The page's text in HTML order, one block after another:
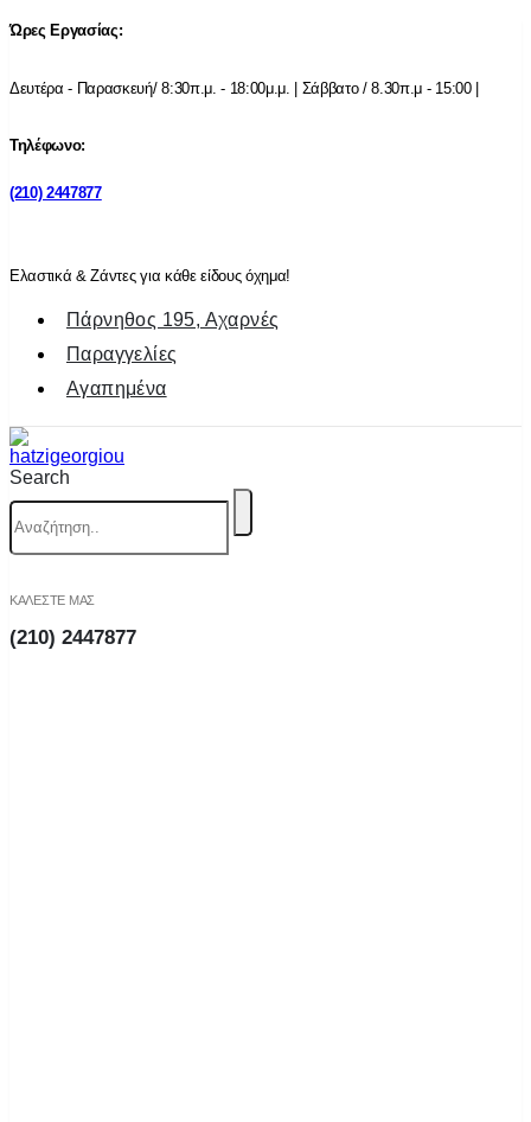
Ώρες Εργασίας:
Δευτέρα - Παρασκευή/ 8:30π.μ. - 18:00μ.μ. | Σάββατο / 8.30π.μ - 15:00 |
Τηλέφωνο:
(210) 2447877
Ελαστικά & Ζάντες για κάθε είδους όχημα!
Πάρνηθος 195, Αχαρνές
Παραγγελίες
Αγαπημένα
Search
ΚΑΛΕΣΤΕ ΜΑΣ
(210) 2447877